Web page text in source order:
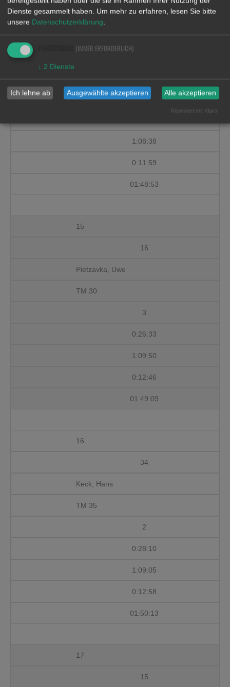
14
22
Korf, Olaf
3
1:08:38
0:11:59
01:48:53
15
16
Pietzavka, Uwe
TM 30
3
0:26:33
1:09:50
0:12:46
01:49:09
16
34
Keck, Hans
TM 35
2
0:28:10
1:09:05
0:12:58
01:50:13
17
15
Dienste gesammelt haben. Um mehr zu erfahren, lesen Sie bitte
unsere Datenschutzerklärung.
(IMMER ERFORDERLICH)
↓ 2 Dienste
Ich lehne ab Ausgewählte akzeptieren Alle akzeptieren
Realisiert mit Klaro!